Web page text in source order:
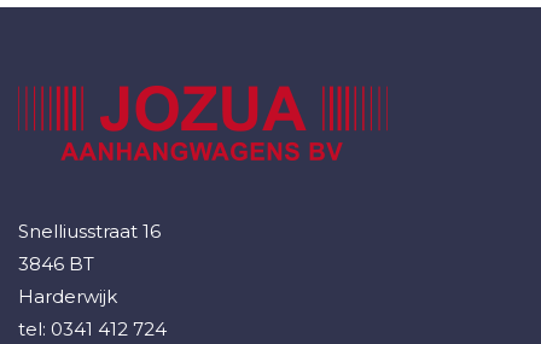
Snelliusstraat 16
3846 BT
Harderwijk
tel: 0341 412 724